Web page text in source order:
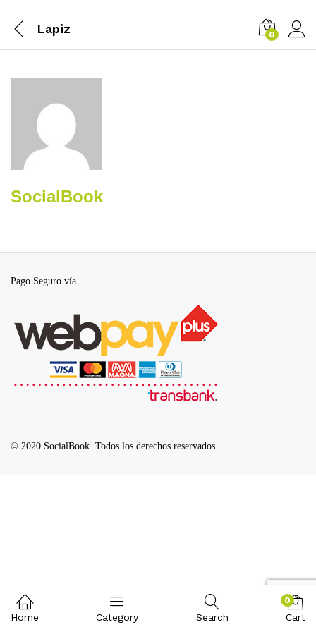
Lapiz 0
SocialBook
© 2020 SocialBook. Todos los derechos reservados.
Pago Seguro vía
Home Category Search
0
Cart